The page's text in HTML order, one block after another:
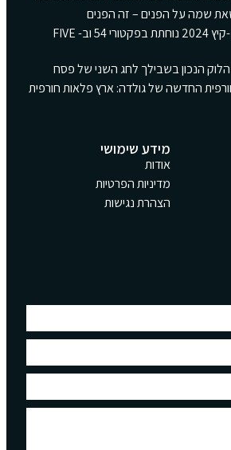
REPRESENT לאביב-קיץ 2024 נוחתת בפקטורי 54 וב- FIVE
הנכון בשבילך לחג השני של פסח
החדשה של גולדה: ארץ פלאות חורפית
מידע שימושי
אודות
מדיניות הפרטיות
הצהרת נגישות